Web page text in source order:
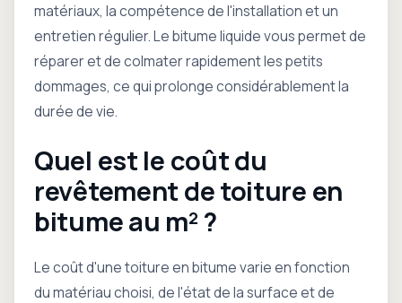
matériaux, la compétence de l'installation et un
entretien régulier. Le bitume liquide vous permet de
réparer et de colmater rapidement les petits
dommages, ce qui prolonge considérablement la
durée de vie.
Quel est le coût du
revêtement de toiture en
bitume au m² ?
Le coût d'une toiture en bitume varie en fonction
du matériau choisi, de l'état de la surface et de